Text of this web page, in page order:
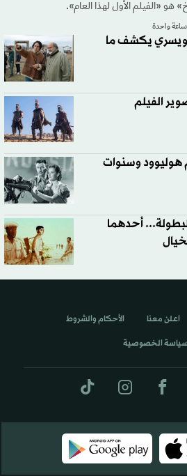
هو «الفيلم الأول لهذا العام».
واحدة
يكشف ما
الفيلم
هوليوود وسنوات
أحدهما
اعلن معنا الأحكام والشروط
الخصوصية